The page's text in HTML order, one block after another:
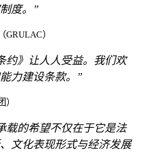
度。”
）
约》让人人受益。我们欢
力建设条款。”
载的希望不仅在于它是法
文化表现形式与经济发展